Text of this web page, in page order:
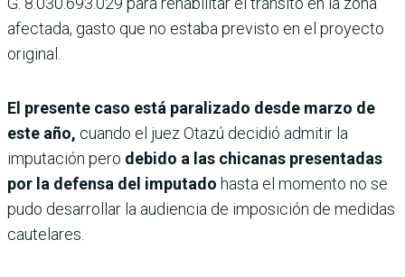
afectada, gasto que no estaba previsto en el proyecto
original.
El presente caso está parali­zado desde marzo de
este año, cuando el juez Otazú decidió admitir la
imputación pero debido a las chicanas presen­tadas
por la defensa del impu­tado hasta el momento no se
pudo desarrollar la audien­cia de imposición de medidas
cautelares.